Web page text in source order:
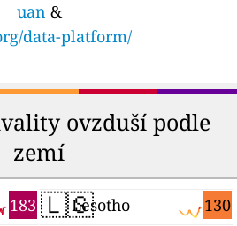
uan &
data-platform/
ovzduší podle
zemí
183 🇱🇸 130
Lesotho